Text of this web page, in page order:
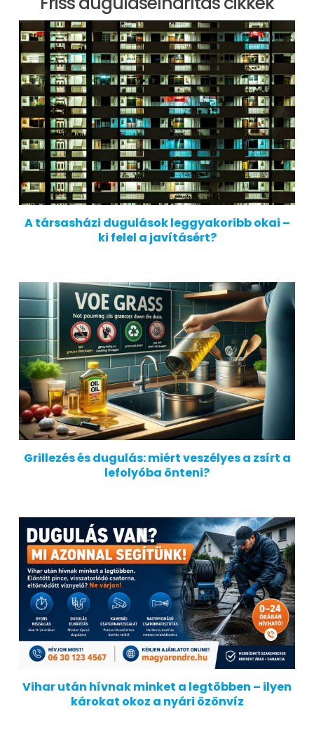
A társasházi dugulások leggyakoribb okai –
ki felel a javításért?
Grillezés és dugulás: miért veszélyes a zsírt a
lefolyóba önteni?
Vihar után hívnak minket a legtöbben – ilyen
károkat okoz a nyári özönvíz